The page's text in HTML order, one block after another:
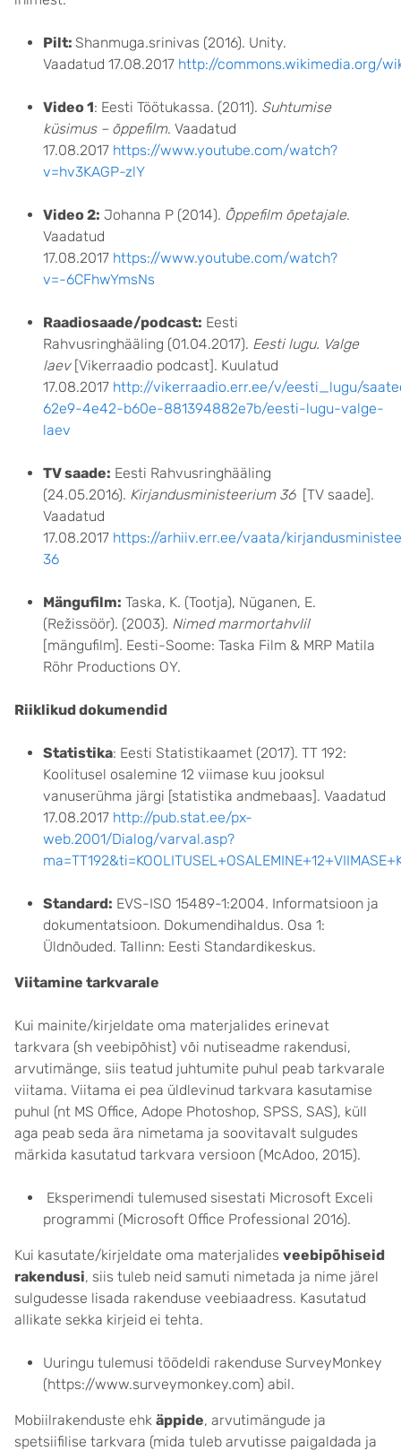
Pilt: Shanmuga.srinivas (2016). Unity.
Vaadatud 17.08.2017 http://commons.wikimedia.org/
Video 1: Eesti Töötukassa. (2011). Suhtumise
küsimus – õppefilm. Vaadatud
17.08.2017 https://www.youtube.com/watch?
v=hv3KAGP-zlY
Video 2: Johanna P (2014). Õppefilm õpetajale.
Vaadatud
17.08.2017 https://www.youtube.com/watch?
v=-6CFhwYmsNs
Raadiosaade/podcast: Eesti
Rahvusringhääling (01.04.2017). Eesti lugu. Valge
laev[Vikerraadio podcast]. Kuulatud
17.08.2017 http://vikerraadio.err.ee/v/eesti_lugu/
62e9-4e42-b60e-881394882e7b/eesti-lugu-valge-
laev
TV saade: Eesti Rahvusringhääling
(24.05.2016). Kirjandusministeerium 36[TV saade].
Vaadatud
17.08.2017 https://arhiiv.err.ee/vaata/
36
Mängufilm: Taska, K. (Tootja), Nüganen, E.
(Režissöör). (2003). Nimed marmortahvlil
[mängufilm]. Eesti-Soome: Taska Film & MRP Matila
Röhr Productions OY.
Riiklikud dokumendid
Statistika: Eesti Statistikaamet (2017). TT 192:
Koolitusel osalemine 12 viimase kuu jooksul
vanuserühma järgi [statistika andmebaas]. Vaadatud
17.08.2017 http://pub.stat.ee/px-
web.2001/Dialog/varval.asp?
Standard: EVS-ISO 15489-1:2004. Informatsioon ja
dokumentatsioon. Dokumendihaldus. Osa 1:
Üldnõuded. Tallinn: Eesti Standardikeskus.
Viitamine tarkvarale
Kui mainite/kirjeldate oma materjalides erinevat
tarkvara (sh veebipõhist) või nutiseadme rakendusi,
arvutimänge, siis teatud juhtumite puhul peab tarkvarale
viitama. Viitama ei pea üldlevinud tarkvara kasutamise
puhul (nt MS Office, Adope Photoshop, SPSS, SAS), küll
aga peab seda ära nimetama ja soovitavalt sulgudes
märkida kasutatud tarkvara versioon (McAdoo, 2015).
Eksperimendi tulemused sisestati Microsoft Exceli
programmi (Microsoft Office Professional 2016).
Kui kasutate/kirjeldate oma materjalides veebipõhiseid
rakendusi, siis tuleb neid samuti nimetada ja nime järel
sulgudesse lisada rakenduse veebiaadress. Kasutatud
allikate sekka kirjeid ei tehta.
Uuringu tulemusi töödeldi rakenduse SurveyMonkey
(https://www.surveymonkey.com) abil.
Mobiilrakenduste ehk äppide, arvutimängude ja
spetsiifilise tarkvara (mida tuleb arvutisse paigaldada ja